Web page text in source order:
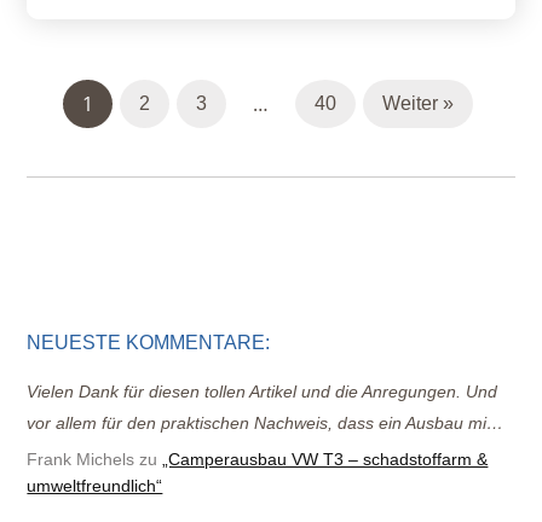
1 2 3 … 40 Weiter »
NEUESTE KOMMENTARE:
Frank Michels zu
„Camperausbau VW T3 – schadstoffarm &
umweltfreundlich“
Vielen Dank für diesen tollen Artikel und die Anregungen. Und
vor allem für den praktischen Nachweis, dass ein Ausbau mi…